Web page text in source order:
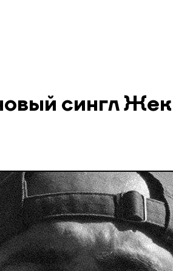
сингл